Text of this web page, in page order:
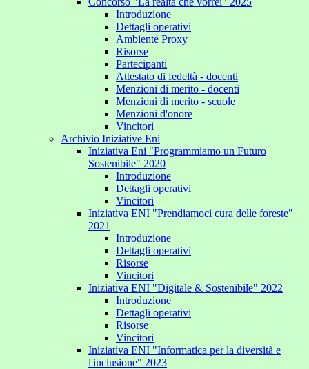
Introduzione
Dettagli operativi
Ambiente Proxy
Risorse
Partecipanti
Attestato di fedeltà - docenti
Menzioni di merito - docenti
Menzioni di merito - scuole
Menzioni d'onore
Vincitori
Archivio Iniziative Eni
Iniziativa Eni "Programmiamo un Futuro
Sostenibile" 2020
Introduzione
Dettagli operativi
Vincitori
Iniziativa ENI "Prendiamoci cura delle foreste"
2021
Introduzione
Dettagli operativi
Risorse
Vincitori
Iniziativa ENI "Digitale & Sostenibile" 2022
Introduzione
Dettagli operativi
Risorse
Vincitori
Iniziativa ENI "Informatica per la diversità e
l'inclusione" 2023